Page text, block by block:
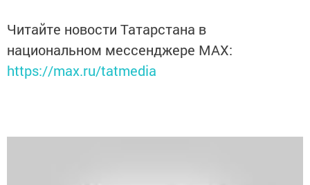
Читайте новости Татарстана в
национальном мессенджере MАХ:
https://max.ru/tatmedia